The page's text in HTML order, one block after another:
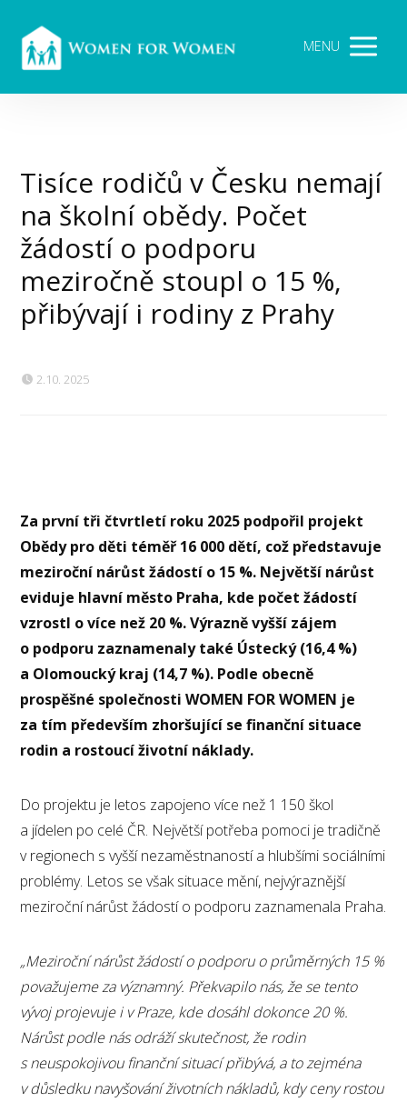
MENU
Tisíce rodičů v Česku nemají
na školní obědy. Počet
žádostí o podporu
meziročně stoupl o 15 %,
přibývají i rodiny z Prahy
2.10. 2025
Za první tři čtvrtletí roku 2025 podpořil projekt
Obědy pro děti téměř 16 000 dětí, což představuje
meziroční nárůst žádostí o 15 %. Největší nárůst
eviduje hlavní město Praha, kde počet žádostí
vzrostl o více než 20 %. Výrazně vyšší zájem
o podporu zaznamenaly také Ústecký (16,4 %)
a Olomoucký kraj (14,7 %). Podle obecně
prospěšné společnosti WOMEN FOR WOMEN je
za tím především zhoršující se finanční situace
rodin a rostoucí životní náklady.
Do projektu je letos zapojeno více než 1 150 škol
a jídelen po celé ČR. Největší potřeba pomoci je tradičně
v regionech s vyšší nezaměstnaností a hlubšími sociálními
problémy. Letos se však situace mění, nejvýraznější
meziroční nárůst žádostí o podporu zaznamenala Praha.
„Meziroční nárůst žádostí o podporu o průměrných 15 %
považujeme za významný. Překvapilo nás, že se tento
vývoj projevuje i v Praze, kde dosáhl dokonce 20 %.
Nárůst podle nás odráží skutečnost, že rodin
s neuspokojivou finanční situací přibývá, a to zejména
v důsledku navyšování životních nákladů, kdy ceny rostou